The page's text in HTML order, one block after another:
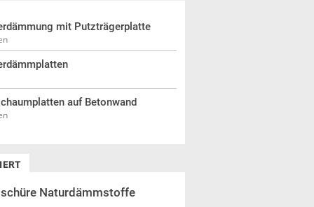
mit Putzträgerplatte
auf Betonwand
Naturdämmstoffe